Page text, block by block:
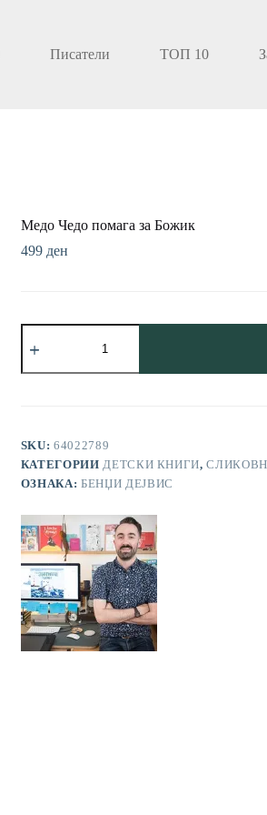
Писатели ТОП 10
Медо Чедо помага за Божик
499 ден
Медо
Чедо
за
SKU:64022789
КАТЕГОРИИДЕТСКИ КНИГИ,
ОЗНАКА: БЕНЏИ ДЕЈВИС